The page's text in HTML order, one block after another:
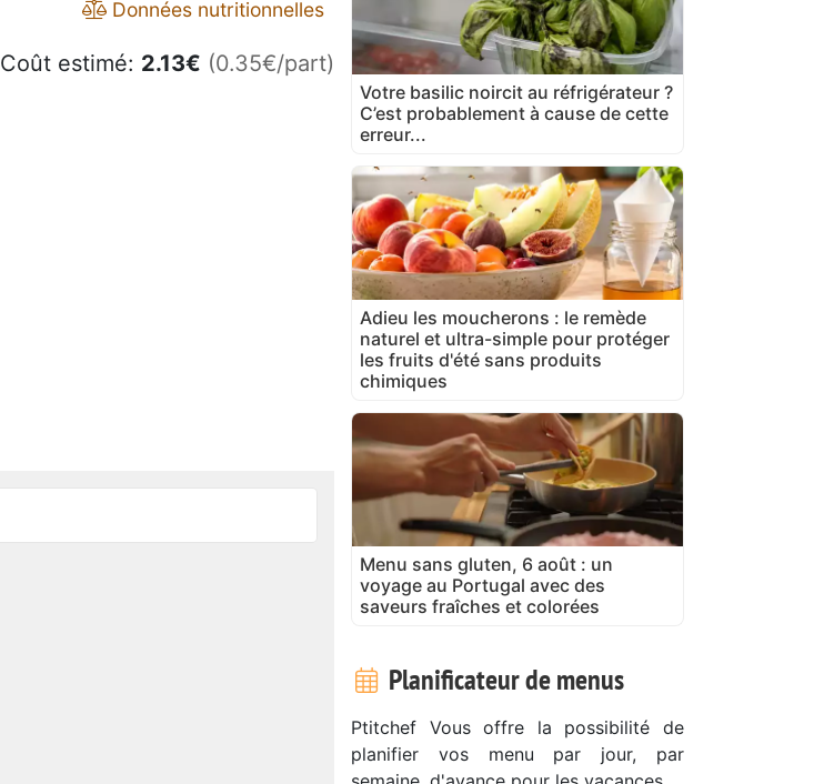
Données nutritionnelles
Coût estimé: 2.13€ (0.35€/part)
Votre basilic noircit au réfrigérateur ?
C’est probablement à cause de cette
erreur...
Adieu les moucherons : le remède
naturel et ultra-simple pour protéger
les fruits d'été sans produits
chimiques
Menu sans gluten, 6 août : un
voyage au Portugal avec des
saveurs fraîches et colorées
Planificateur de menus
Ptitchef Vous offre la possibilité de
planifier vos menu par jour, par